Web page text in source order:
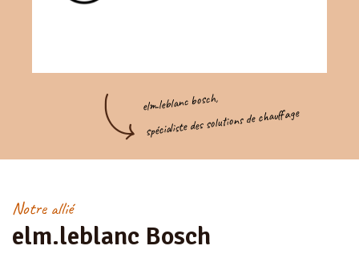
elm.leblanc bosch,
spécialiste des solutions de chauffage
Notre allié